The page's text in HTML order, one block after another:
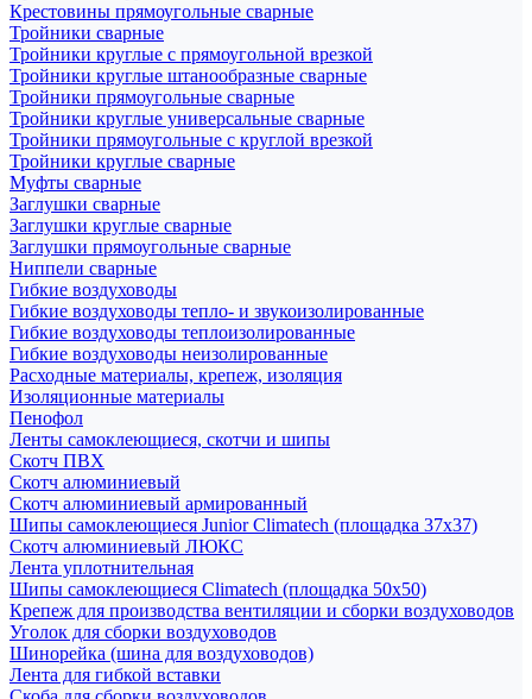
Крестовины прямоугольные сварные
Тройники сварные
Тройники круглые с прямоугольной врезкой
Тройники круглые штанообразные сварные
Тройники прямоугольные сварные
Тройники круглые универсальные сварные
Тройники прямоугольные с круглой врезкой
Тройники круглые сварные
Муфты сварные
Заглушки сварные
Заглушки круглые сварные
Заглушки прямоугольные сварные
Ниппели сварные
Гибкие воздуховоды
Гибкие воздуховоды тепло- и звукоизолированные
Гибкие воздуховоды теплоизолированные
Гибкие воздуховоды неизолированные
Расходные материалы, крепеж, изоляция
Изоляционные материалы
Пенофол
Ленты самоклеющиеся, скотчи и шипы
Скотч ПВХ
Скотч алюминиевый
Скотч алюминиевый армированный
Шипы самоклеющиеся Junior Climatech (площадка 37х37)
Скотч алюминиевый ЛЮКС
Лента уплотнительная
Шипы самоклеющиеся Climatech (площадка 50х50)
Крепеж для производства вентиляции и сборки воздуховодов
Уголок для сборки воздуховодов
Шинорейка (шина для воздуховодов)
Лента для гибкой вставки